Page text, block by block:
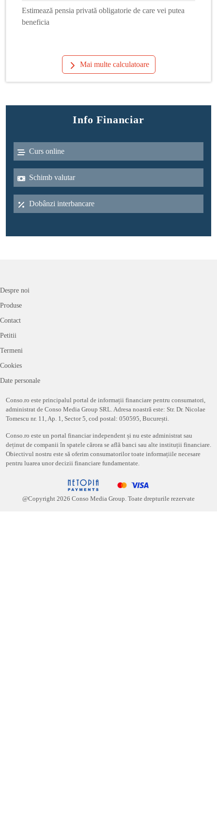
Estimează pensia privată obligatorie de care vei putea
beneficia
Mai multe calculatoare
Info Financiar
Curs online
Schimb valutar
Dobânzi interbancare
Despre noi
Produse
Contact
Petitii
Termeni
Cookies
Date personale
Conso.ro este principalul portal de informații financiare pentru consumatori,
administrat de Conso Media Group SRL. Adresa noastră este: Str. Dr. Nicolae
Tomescu nr. 11, Ap. 1, Sector 5, cod postal: 050595, București.
Conso.ro este un portal financiar independent și nu este administrat sau
deținut de companii în spatele cărora se află banci sau alte instituții financiare.
Obiectivul nostru este să oferim consumatorilor toate informațiile necesare
pentru luarea unor decizii financiare fundamentate.
@Copyright 2026 Conso Media Group. Toate drepturile rezervate